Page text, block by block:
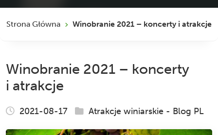
Strona Główna Winobranie 2021 – koncerty i atrakcje
Winobranie 2021 – koncerty
i atrakcje
2021-08-17 Atrakcje winiarskie - Blog PL